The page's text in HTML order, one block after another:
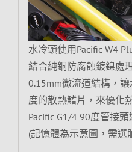
水冷頭使用Pacific W4
結合純銅防腐蝕鍍鎳處
0.15mm微流道結構，
度的散熱鰭片，來優化
Pacific G1/4 90度管接
(記憶體為示意圖，需選